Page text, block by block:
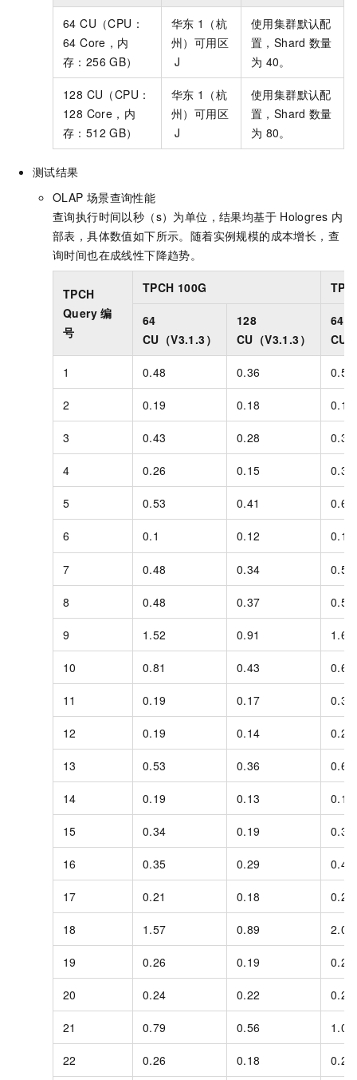
64 CU（CPU：
64 Core，内
存：256 GB）
华东 1（杭
州）可用区
J
使用集群默认配
置，Shard 数量
为 40。
128 CU（CPU：
128 Core，内
存：512 GB）
华东 1（杭
州）可用区
J
使用集群默认配
置，Shard 数量
为 80。
测试结果
OLAP 场景查询性能
查询执行时间以秒（s）为单位，结果均基于 Hologres 内
部表，具体数值如下所示。随着实例规模的成本增长，查
询时间也在成线性下降趋势。
TPCH
Query 编
号
TPCH 100G
64
CU（V3.1.3）
128
CU（V3.1.3）
64
CU
1 0.48 0.36 0.55
2 0.19 0.18 0.17
3 0.43 0.28 0.38
4 0.26 0.15 0.32
5 0.53 0.41 0.68
6 0.1 0.12 0.10
7 0.48 0.34 0.55
8 0.48 0.37 0.51
9 1.52 0.91 1.62
10 0.81 0.43 0.69
11 0.19 0.17 0.37
12 0.19 0.14 0.22
13 0.53 0.36 0.67
14 0.19 0.13 0.19
15 0.34 0.19 0.36
16 0.35 0.29 0.41
17 0.21 0.18 0.22
18 1.57 0.89 2.02
19 0.26 0.19 0.25
20 0.24 0.22 0.24
21 0.79 0.56 1.03
22 0.26 0.18 0.28